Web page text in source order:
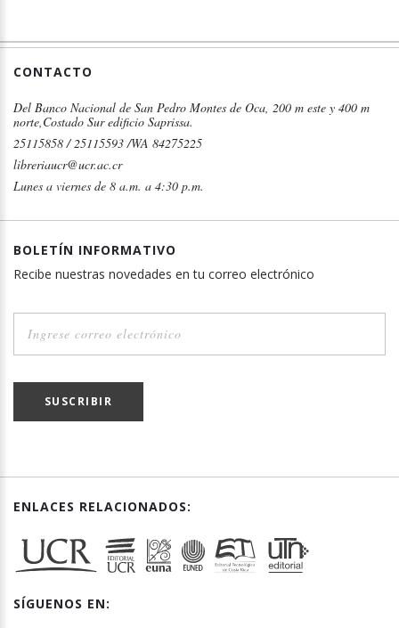
CONTACTO
Del Banco Nacional de San Pedro Montes de Oca, 200 m este y 400 m
norte,Costado Sur edificio Saprissa.
25115858 / 25115593 /WA 84275225
libreriaucr@ucr.ac.cr
Lunes a viernes de 8 a.m. a 4:30 p.m.
BOLETÍN INFORMATIVO
Recibe nuestras novedades en tu correo electrónico
SUSCRIBIR
ENLACES RELACIONADOS:
SÍGUENOS EN: